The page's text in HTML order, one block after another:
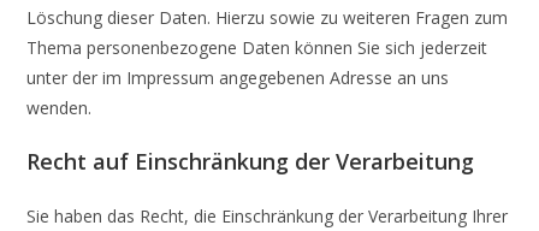
Löschung dieser Daten. Hierzu sowie zu weiteren Fragen zum
Thema personenbezogene Daten können Sie sich jederzeit
unter der im Impressum angegebenen Adresse an uns
wenden.
Recht auf Einschränkung der Verarbeitung
Sie haben das Recht, die Einschränkung der Verarbeitung Ihrer